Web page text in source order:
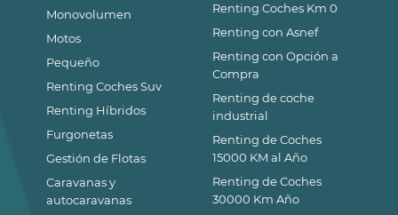
Monovolumen
Motos
Pequeño
Renting Coches Suv
Renting Híbridos
Furgonetas
Gestión de Flotas
Caravanas y
autocaravanas
Renting Coches Km 0
Renting con Asnef
Renting con Opción a
Compra
Renting de coche
industrial
Renting de Coches
15000 KM al Año
Renting de Coches
30000 Km Año